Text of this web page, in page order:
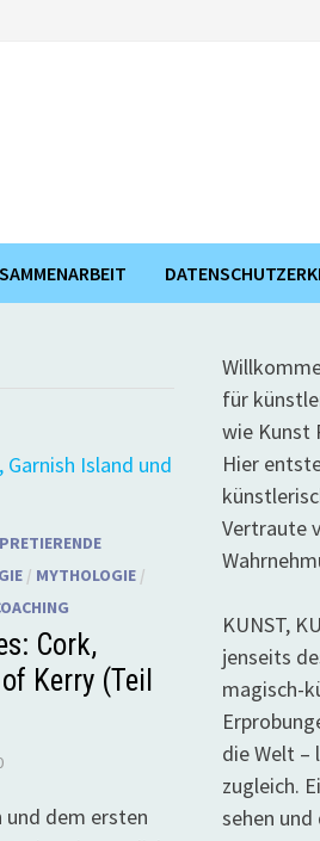
/ MYTHOLOGIE/
Cork,
Kerry (Teil
und dem ersten
für
wie Kunst
Hier
Vertraute
KUNST,
jenseits
magisch-
die Welt
zugleich.
sehen